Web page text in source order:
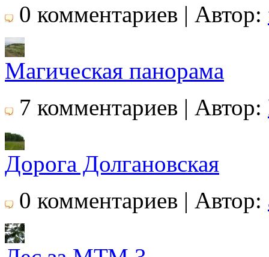
0 комментариев | Автор:
Магическая панорама
7 комментариев | Автор:
Дорога Долгановская
0 комментариев | Автор: